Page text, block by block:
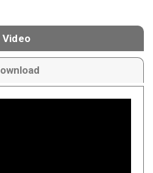
Video